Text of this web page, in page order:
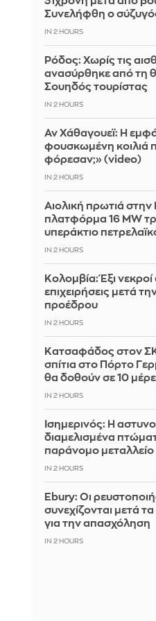
Συνελήφθη ο
IN 2 HOURS
Ρόδος: Χωρίς τις
ανασύρθηκε από τη
Σουηδός τουρίστας
IN 2 HOURS
Αν Χάθαγουεϊ: Η
φουσκωμένη κοιλιά
φόρεσαν;» (video)
IN 2 HOURS
Αιολική πρωτιά
πλατφόρμα 16 MW
υπεράκτιο
IN 2 HOURS
Κολομβία: Έξι
επιχειρήσεις μετά
προέδρου
IN 2 HOURS
Kατσαφάδος στον
σπίτια στο Πόρτο
θα δοθούν σε 10
IN 2 HOURS
Ισημερινός: Η
διαμελισμένα
παράνομο μεταλλείο
IN 2 HOURS
Ebury: Οι
συνεχίζονται μετά
για την απασχόληση
IN 2 HOURS